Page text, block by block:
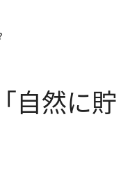
自然に貯